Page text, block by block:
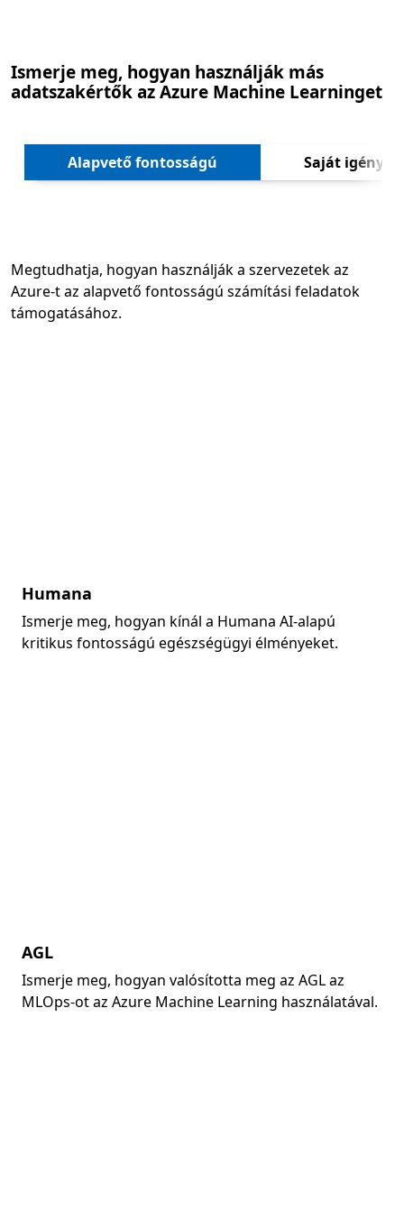
Ismerje meg, hogyan használják más
adatszakértők az Azure Machine Learninget
Alapvető fontosságú Saját
Megtudhatja, hogyan használják a szervezetek az
Azure-t az alapvető fontosságú számítási feladatok
támogatásához.
Humana
Ismerje meg, hogyan kínál a Humana AI-alapú
kritikus fontosságú egészségügyi élményeket.
AGL
Ismerje meg, hogyan valósította meg az AGL az
MLOps-ot az Azure Machine Learning használatával.